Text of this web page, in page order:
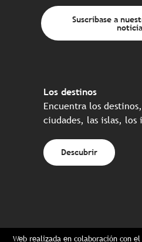
Suscríbase a
Los destinos
Encuentra los
ciudades, las islas,
Descubrir
Web realizada en colaboración con